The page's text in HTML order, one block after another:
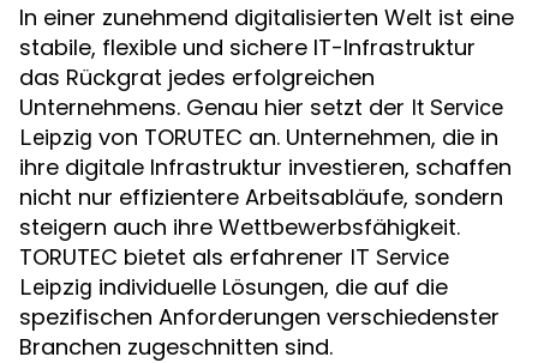
In einer zunehmend digitalisierten Welt ist eine
stabile, flexible und sichere IT-Infrastruktur
das Rückgrat jedes erfolgreichen
Unternehmens. Genau hier setzt der It Service
Leipzig von TORUTEC an. Unternehmen, die in
ihre digitale Infrastruktur investieren, schaffen
nicht nur effizientere Arbeitsabläufe, sondern
steigern auch ihre Wettbewerbsfähigkeit.
TORUTEC bietet als erfahrener IT Service
Leipzig individuelle Lösungen, die auf die
spezifischen Anforderungen verschiedenster
Branchen zugeschnitten sind.